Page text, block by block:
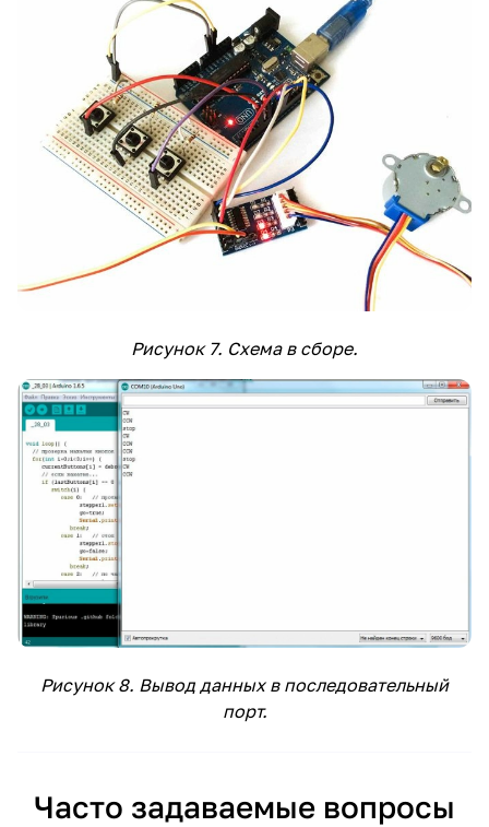
Рисунок 7. Схема в сборе.
Рисунок 8. Вывод данных в последовательный
порт.
Часто задаваемые вопросы